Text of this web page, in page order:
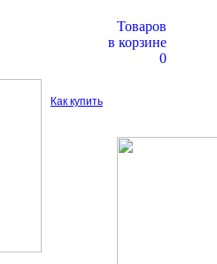
Товаров
в корзине
0
Как купить